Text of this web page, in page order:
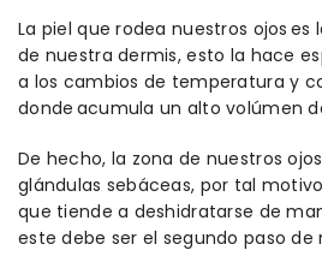
La piel que rodea nuestros ojos es
de nuestra dermis, esto la hace
a los cambios de temperatura y
donde acumula un alto volúmen
De hecho, la zona de nuestros
glándulas sebáceas, por tal
que tiende a deshidratarse de
este debe ser el segundo paso de